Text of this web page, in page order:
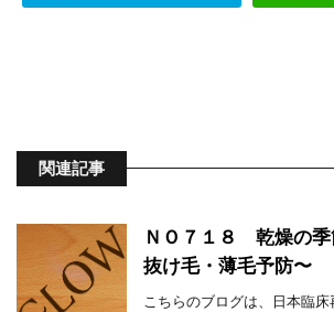
関連記事
ＮＯ７１８ 乾燥の季
抜け毛・薄毛予防〜
こちらのブログは、日本臨